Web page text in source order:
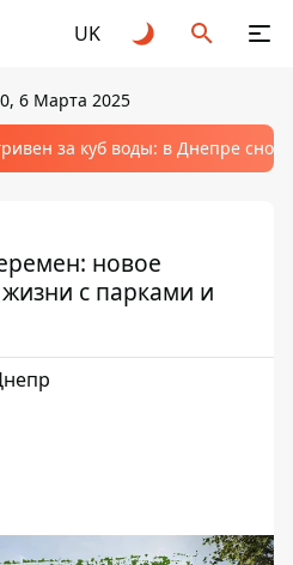
UK
6 Марта 2025
за куб воды: в Днепре
новое
с парками и